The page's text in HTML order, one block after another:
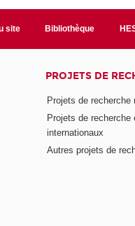
site Bibliothèque
PROJETS DE
Projets de recherche
Projets de recherche
internationaux
Autres projets de